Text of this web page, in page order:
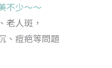
不少～～
老人斑，
、痘疤等問題